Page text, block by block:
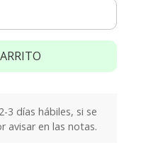
3 días hábiles, si se
avisar en las notas.